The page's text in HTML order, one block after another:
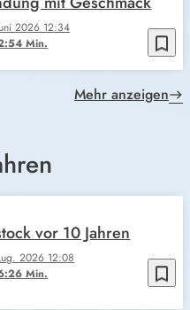
bookmark_border
2026 12:34
Min.
Mehr anzeigen
bookmark_border
2026 12:08
Min.
vor 10 Jahren